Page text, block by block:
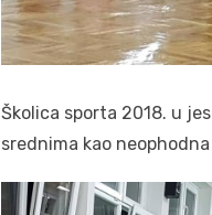
Školica sporta 2018. u
srednima kao